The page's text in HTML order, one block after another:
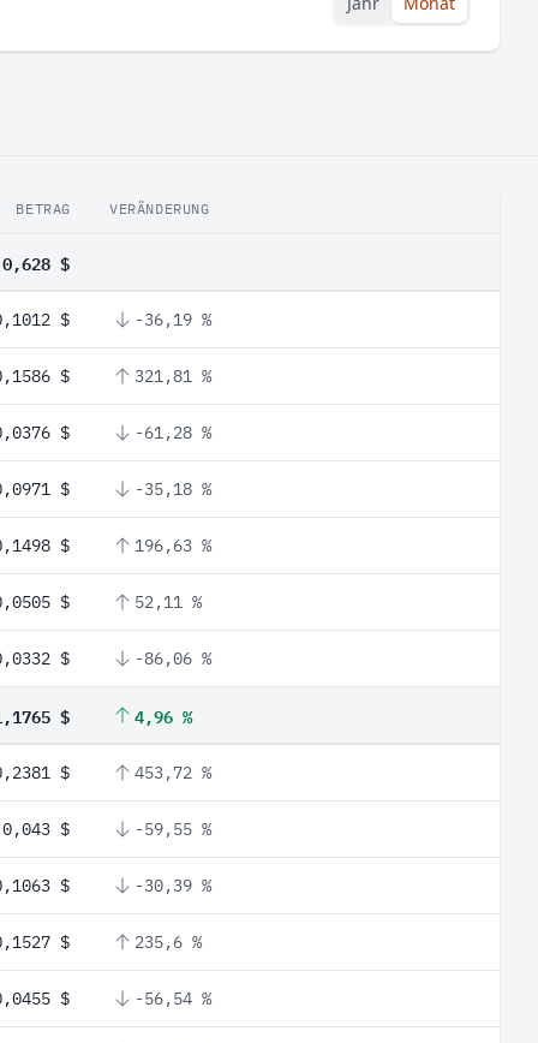
BETRAG VERÄNDERUNG
0,628 $
$ -36,19 %
$ 321,81 %
$ -61,28 %
$ -35,18 %
$ 196,63 %
$ 52,11 %
$ -86,06 %
$ 4,96 %
$ 453,72 %
0,043 $ -59,55 %
$ -30,39 %
$ 235,6 %
$ -56,54 %